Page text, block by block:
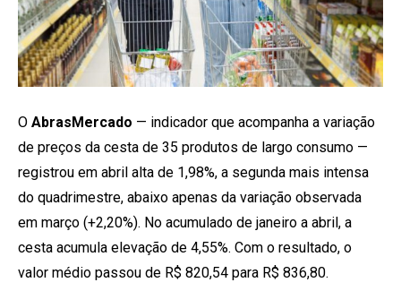
O AbrasMercado — indicador que acompanha a variação
de preços da cesta de 35 produtos de largo consumo —
registrou em abril alta de 1,98%, a segunda mais intensa
do quadrimestre, abaixo apenas da variação observada
em março (+2,20%). No acumulado de janeiro a abril, a
cesta acumula elevação de 4,55%. Com o resultado, o
valor médio passou de R$ 820,54 para R$ 836,80.